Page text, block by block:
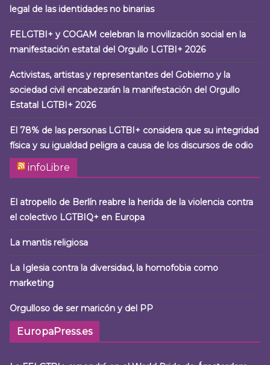
legal de las identidades no binarias
FELGTBI+ y COGAM celebran la movilización social en la
manifestación estatal del Orgullo LGTBI+ 2026
Activistas, artistas y representantes del Gobierno y la
sociedad civil encabezarán la manifestación del Orgullo
Estatal LGTBI+ 2026
El 78% de las personas LGTBI+ considera que su integridad
física y su igualdad peligra a causa de los discursos de odio
infoLibre
El atropello de Berlín reabre la herida de la violencia contra
el colectivo LGTBIQ+ en Europa
La mantis religiosa
La Iglesia contra la diversidad, la homofobia como
marketing
Orgulloso de ser maricón y del PP
EuropaPress.es